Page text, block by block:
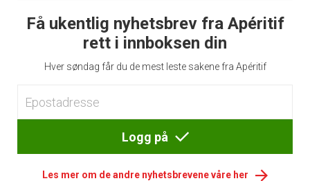
Få ukentlig nyhetsbrev fra Apéritif
rett i innboksen din
Hver søndag får du de mest leste sakene fra Apéritif
Logg på
Les mer om de andre nyhetsbrevene våre her